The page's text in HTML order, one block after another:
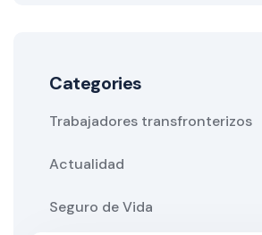
Categories
Trabajadores transfronterizos
Actualidad
Seguro de Vida